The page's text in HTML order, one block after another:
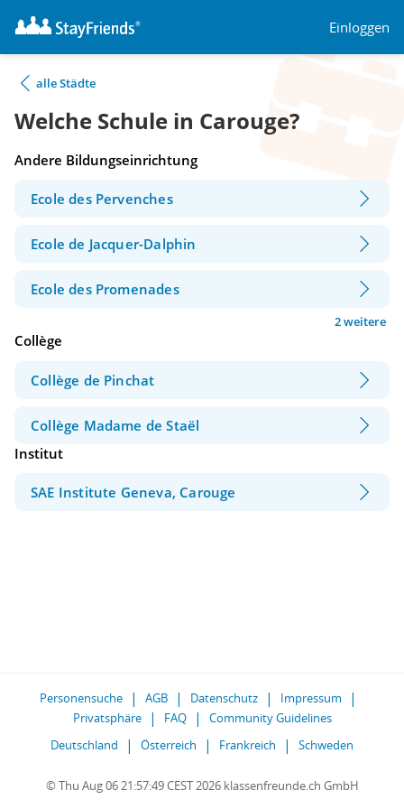
Einloggen
alle Städte
Welche Schule in Carouge?
Andere Bildungseinrichtung
Ecole des Pervenches
Ecole de Jacquer-Dalphin
Ecole des Promenades
2 weitere
Collège
Collège de Pinchat
Collège Madame de Staël
Institut
SAE Institute Geneva, Carouge
Personensuche AGB Datenschutz
Impressum
Privatsphäre
FAQ
Community Guidelines
Deutschland
Österreich Frankreich Schweden
© Thu Aug 06 21:57:49 CEST 2026 klassenfreunde.ch GmbH